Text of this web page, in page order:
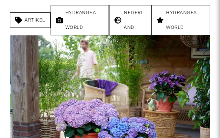
ARTIKEL
HYDRANGEA
WORLD
NEDERL
AND
HYDRANGEA
WORLD